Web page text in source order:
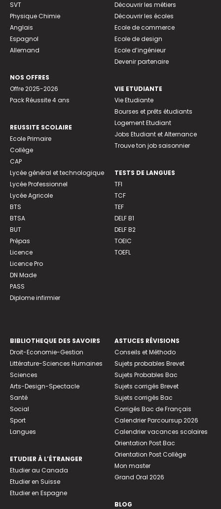
SVT
Physique Chimie
Anglais
Espagnol
Allemand
NOS OFFRES
Offre 2025-2026
Pack Réussite 4 ans
REUSSITE SCOLAIRE
Ecole Primaire
Collège
CAP
Lycée général et technologique
Lycée Professionnel
Lycée Agricole
BTS
BTSA
BUT
Prépas
Licence
Licence Pro
DN Made
PASS
Diplome infirmier
Découvrir les métiers
Découvrir les écoles
Ecole de commerce
Ecole de design
Ecole d’ingénieur
Devenir partenaire
VIE ETUDIANTE
Vie Etudiante
Bourses et prêts étudiants
Logement Etudiant
Jobs Etudiant et Alternance
Trouve ton job saisonnier
TESTS DE LANGUES
TFI
TCF
TEF
DELF B1
DELF B2
TOEIC
TOEFL
BIBLIOTHEQUE DES SAVOIRS
Droit-Economie-Gestion
Littérature-Sciences Humaines
Sciences
Arts-Design-Spectacle
Santé
Social
Sport
Langues
ETUDIER À L’ÉTRANGER
Etudier au Canada
Etudier en Suisse
Etudier en Espagne
ASTUCES RÉVISIONS
Conseils et Méthodo
Sujets probables Brevet
Sujets Probables Bac
Sujets corrigés Brevet
Sujets corrigés Bac
Corrigés Bac de Français
Calendrier Parcoursup 2026
Calendrier vacances scolaires
Orientation Post Bac
Orientation Post Collège
Mon master
Grand Oral 2026
BLOG